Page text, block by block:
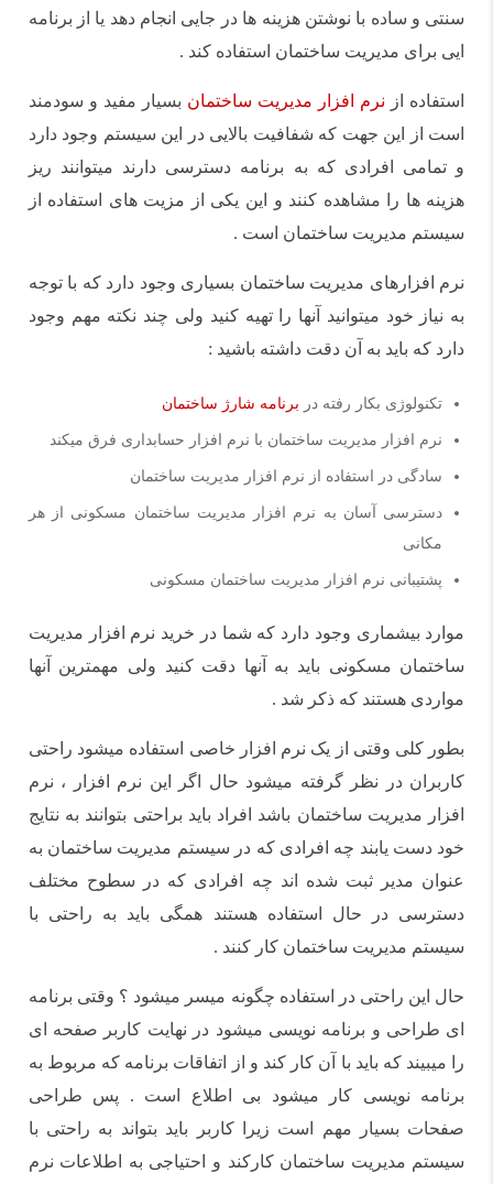
سنتی و ساده با نوشتن هزینه ها در جایی انجام دهد یا از برنامه
ایی برای مدیریت ساختمان استفاده کند .
استفاده از نرم افزار مدیریت ساختمان بسیار مفید و سودمند
است از این جهت که شفافیت بالایی در این سیستم وجود دارد
و تمامی افرادی که به برنامه دسترسی دارند میتوانند ریز
هزینه ها را مشاهده کنند و این یکی از مزیت های استفاده از
سیستم مدیریت ساختمان است .
نرم افزارهای مدیریت ساختمان بسیاری وجود دارد که با توجه
به نیاز خود میتوانید آنها را تهیه کنید ولی چند نکته مهم وجود
دارد که باید به آن دقت داشته باشید :
تکنولوژی بکار رفته در برنامه شارژ ساختمان
نرم افزار مدیریت ساختمان با نرم افزار حسابداری فرق میکند
سادگی در استفاده از نرم افزار مدیریت ساختمان
دسترسی آسان به نرم افزار مدیریت ساختمان مسکونی از هر
مکانی
پشتیبانی نرم افزار مدیریت ساختمان مسکونی
موارد بیشماری وجود دارد که شما در خرید نرم افزار مدیریت
ساختمان مسکونی باید به آنها دقت کنید ولی مهمترین آنها
مواردی هستند که ذکر شد .
بطور کلی وقتی از یک نرم افزار خاصی استفاده میشود راحتی
کاربران در نظر گرفته میشود حال اگر این نرم افزار ، نرم
افزار مدیریت ساختمان باشد افراد باید براحتی بتوانند به نتایج
خود دست یابند چه افرادی که در سیستم مدیریت ساختمان به
عنوان مدیر ثبت شده اند چه افرادی که در سطوح مختلف
دسترسی در حال استفاده هستند همگی باید به راحتی با
سیستم مدیریت ساختمان کار کنند .
حال این راحتی در استفاده چگونه میسر میشود ؟ وقتی برنامه
ای طراحی و برنامه نویسی میشود در نهایت کاربر صفحه ای
را میبیند که باید با آن کار کند و از اتفاقات برنامه که مربوط به
برنامه نویسی کار میشود بی اطلاع است . پس طراحی
صفحات بسیار مهم است زیرا کاربر باید بتواند به راحتی با
سیستم مدیریت ساختمان کارکند و احتیاجی به اطلاعات نرم